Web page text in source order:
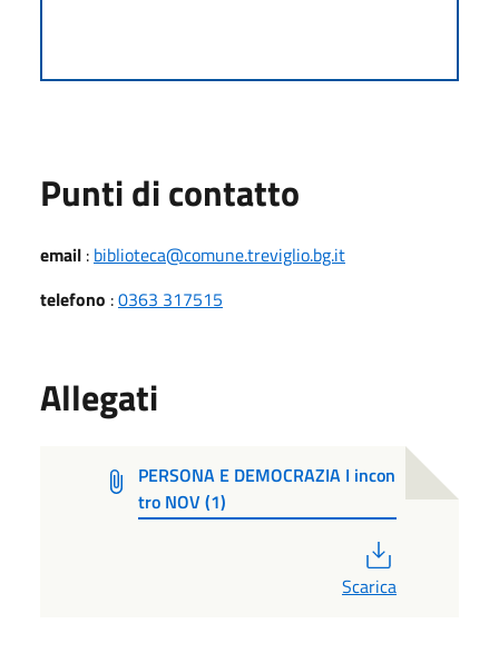
Punti di contatto
email : biblioteca@comune.treviglio.bg.it
telefono :0363 317515
Allegati
PERSONA E DEMOCRAZIA I incon
tro NOV (1)
Scarica